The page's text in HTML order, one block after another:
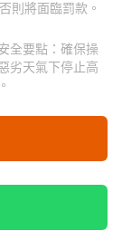
則將面臨罰款。
全要點：確保操
劣天氣下停止高